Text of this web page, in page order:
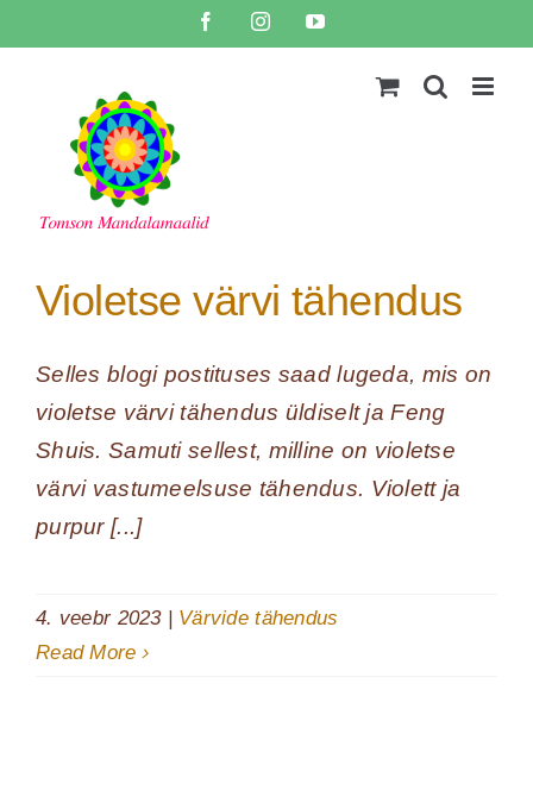
to
FacebookInstagramYouTube
Violetse värvi tähendus
Selles blogi postituses saad lugeda, mis on
violetse värvi tähendus üldiselt ja Feng
Shuis. Samuti sellest, milline on violetse
värvi vastumeelsuse tähendus. Violett ja
purpur [...]
4. veebr 2023 | Värvide tähendus
Read More